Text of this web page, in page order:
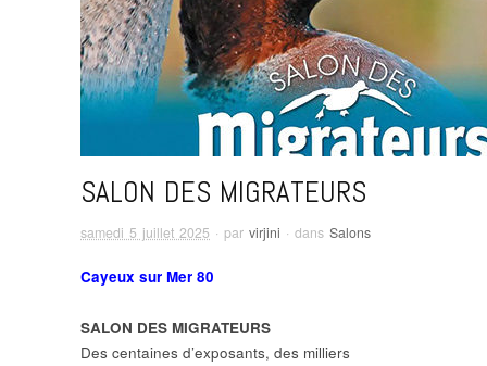
SALON DES MIGRATEURS
samedi 5 juillet 2025 · par virjini · dans Salons
Cayeux sur Mer 80
SALON DES MIGRATEURS
Des centaines d’exposants, des milliers